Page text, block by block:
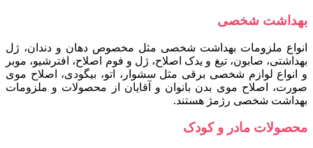
بهداشت شخصی
انواع ملزومات بهداشت شخصی مثل مخصوص دهان و دندان، ژل
بهداشتی، صابون، تیغ و یدک اصلاح، ژل و فوم اصلاح، افترشیو، موبر
و انواع لوازم شخصی برقی مثل سشوار، اتو، بیگودی، اصلاح موی
صورت، اصلاح موی بدن بانوان و آقایان از محصولات و ملزومات
بهداشت شخصی رژمژ هستند.
محصولات مادر و کودک